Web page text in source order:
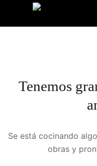
Tenemos
Se está cocinando
obras y